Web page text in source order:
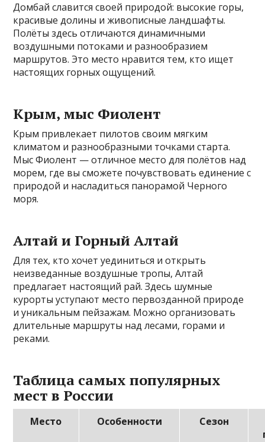
Домбай славится своей природой: высокие горы,
красивые долины и живописные ландшафты.
Полёты здесь отличаются динамичными
воздушными потоками и разнообразием
маршрутов. Это место нравится тем, кто ищет
настоящих горных ощущений.
Крым, мыс Фиолент
Крым привлекает пилотов своим мягким
климатом и разнообразными точками старта.
Мыс Фиолент — отличное место для полётов над
морем, где вы сможете почувствовать единение с
природой и насладиться панорамой Черного
моря.
Алтай и Горный Алтай
Для тех, кто хочет уединиться и открыть
неизведанные воздушные тропы, Алтай
предлагает настоящий рай. Здесь шумные
курорты уступают место первозданной природе
и уникальным пейзажам. Можно организовать
длительные маршруты над лесами, горами и
реками.
Таблица самых популярных
мест в России
Место Особенности
Сезон